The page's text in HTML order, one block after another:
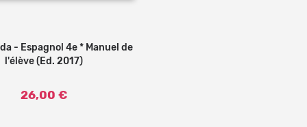
Ajouter au panier
- Espagnol 4e * Manuel de
l'élève (Ed. 2017)
26,00 €